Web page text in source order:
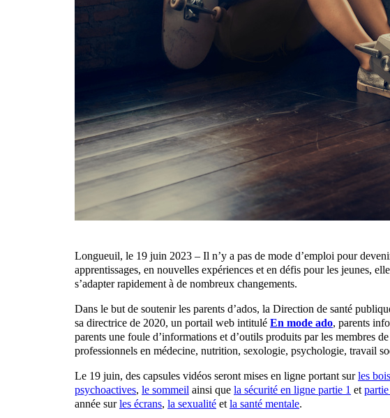
Longueuil, le 19 juin 2023 – Il n’y a pas de mode d’emploi pour
apprentissages, en nouvelles expériences et en défis pour les jeunes,
s’adapter rapidement à de nombreux changements.
Dans le but de soutenir les parents d’ados, la Direction de santé
sa directrice de 2020, un portail web intitulé En mode ado, parents
parents une foule d’informations et d’outils produits par les membres
professionnels en médecine, nutrition, sexologie, psychologie, travail
Le 19 juin, des capsules vidéos seront mises en ligne portant surles
psychoactives, le sommeil ainsi que la sécurité en ligne partie 1 et
année surles écrans, la sexualité et la santé mentale.